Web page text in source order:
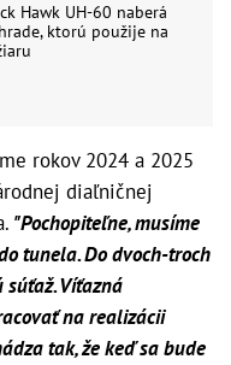
Hawk UH-60 naberá
ktorú použije na
rokov 2024 a 2025
diaľničnej
"Pochopiteľne, musíme
tunela. Do dvoch-troch
Víťazná
na realizácii
tak, že keď sa bude